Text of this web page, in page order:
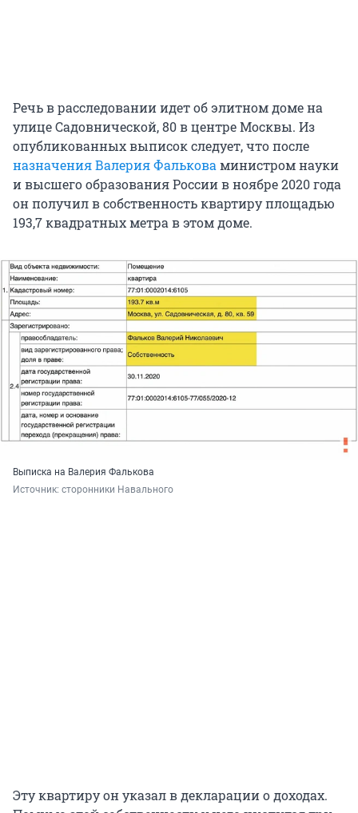
Речь в расследовании идет об элитном доме на
улице Садовнической, 80 в центре Москвы. Из
опубликованных выписок следует, что после
назначения Валерия Фальковаминистром науки
и высшего образования России в ноябре 2020 года
он получил в собственность квартиру площадью
193,7 квадратных метра в этом доме.
Выписка на Валерия Фалькова
Источник: сторонники Навального
Эту квартиру он указал в декларации о доходах.